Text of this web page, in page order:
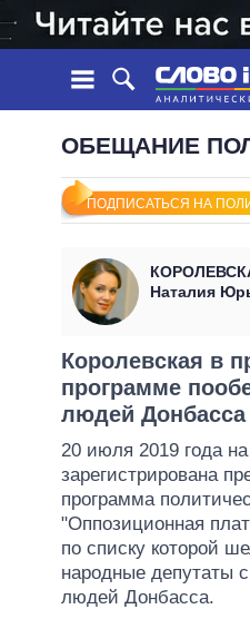
ЛЕНТА
СОБЫТИЯ
СТАТЬИ
МНЕНИЯ
ОБЗОРЫ
ДАЙДЖЕСТЫ
ВСЕ ПОЛИТИКИ
ПРЕЗИДЕНТ И ОФИС
ВЕРХОВНАЯ РАДА
КАБИНЕТ
ГЛАВЫ
МЭРЫ
ВСЕ ПЕРСОНЫ
ОБЕЩАНИЕ
ПОДПИСАТЬСЯ НА
Наталия
Королевская в
программе
людей Донбасса
20 июля 2019 года
зарегистрирована
программа
"Оппозиционная
по списку которой
народные депутаты
людей Донбасса.